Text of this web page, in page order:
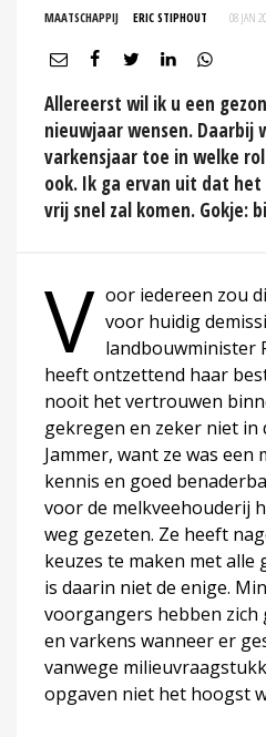
MAATSCHAPPIJ ERIC STIPHOUT 08 JAN
Allereerst wil ik u een
nieuwjaar wensen. Daarbij
varkensjaar toe in welke
ook. Ik ga ervan uit dat
vrij snel zal komen. Gokje:
V oor iedereen zou
voor huidig
landbouwminister
heeft ontzettend haar
nooit het vertrouwen
gekregen en zeker niet in
Jammer, want ze was
kennis en goed
voor de melkveehouderij
weg gezeten. Ze heeft
keuzes te maken met alle
is daarin niet de enige.
voorgangers hebben zich
en varkens wanneer er
vanwege
opgaven niet het hoogst